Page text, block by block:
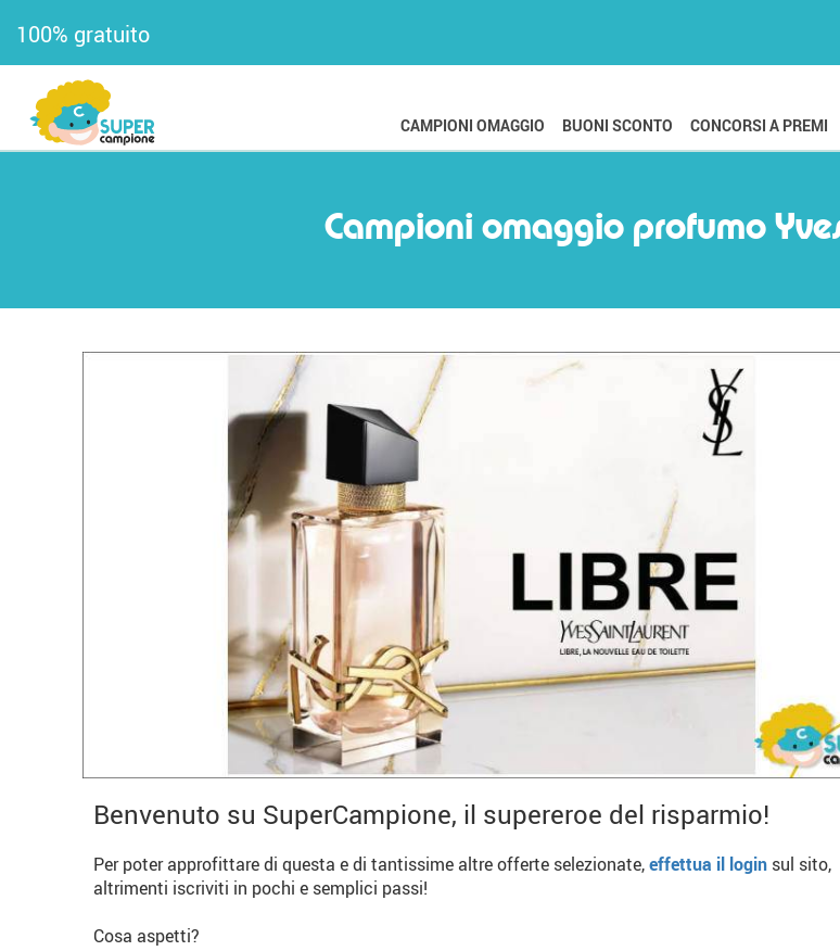
100% gratuito
CAMPIONI OMAGGIO BUONI SCONTO CONCORSI A PREMI
Campioni omaggio profumo
Benvenuto su SuperCampione, il supereroe del risparmio!
Per poter approfittare di questa e di tantissime altre offerte selezionate,effettua il login sul sito,
altrimenti iscriviti in pochi e semplici passi!
Cosa aspetti?